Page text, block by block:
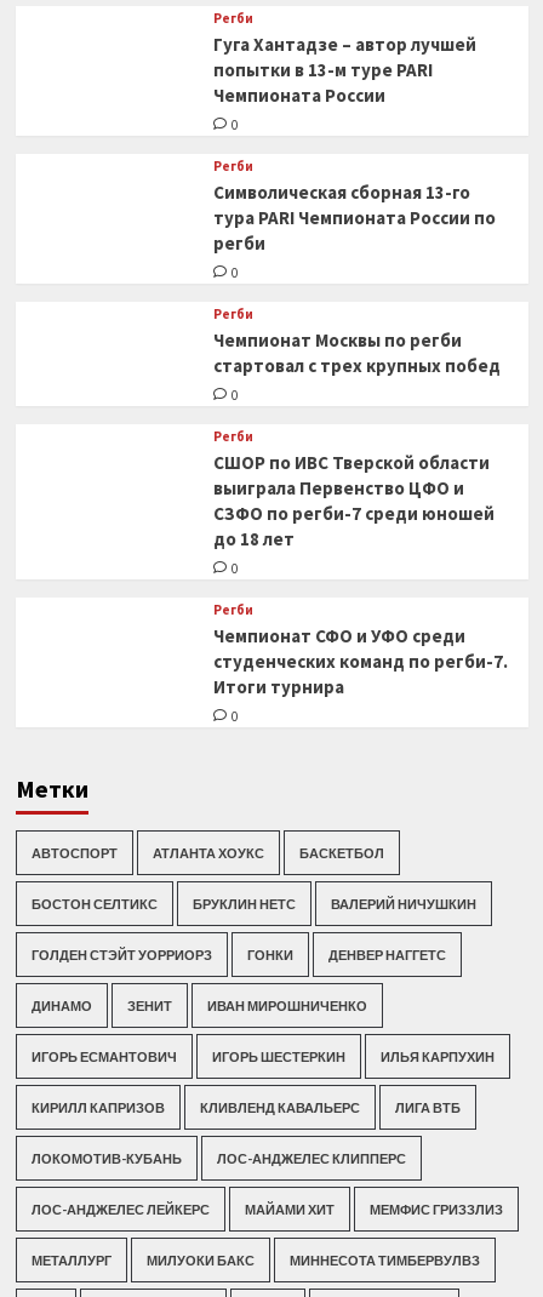
Регби
Гуга Хантадзе – автор лучшей
попытки в 13-м туре PARI
Чемпионата России
0
Регби
Символическая сборная 13-го
тура PARI Чемпионата России по
регби
0
Регби
Чемпионат Москвы по регби
стартовал с трех крупных побед
0
Регби
СШОР по ИВС Тверской области
выиграла Первенство ЦФО и
СЗФО по регби-7 среди юношей
до 18 лет
0
Регби
Чемпионат СФО и УФО среди
студенческих команд по регби-7.
Итоги турнира
0
Метки
АВТОСПОРТ АТЛАНТА ХОУКС БАСКЕТБОЛ
БОСТОН СЕЛТИКС БРУКЛИН НЕТС ВАЛЕРИЙ НИЧУШКИН
ГОЛДЕН СТЭЙТ УОРРИОРЗ ГОНКИ ДЕНВЕР НАГГЕТС
ДИНАМО ЗЕНИТ ИВАН МИРОШНИЧЕНКО
ИГОРЬ ЕСМАНТОВИЧ ИГОРЬ ШЕСТЕРКИН ИЛЬЯ КАРПУХИН
КИРИЛЛ КАПРИЗОВ КЛИВЛЕНД КАВАЛЬЕРС ЛИГА ВТБ
ЛОКОМОТИВ-КУБАНЬ ЛОС-АНДЖЕЛЕС КЛИППЕРС
ЛОС-АНДЖЕЛЕС ЛЕЙКЕРС МАЙАМИ ХИТ МЕМФИС ГРИЗЗЛИЗ
МЕТАЛЛУРГ МИЛУОКИ БАКС МИННЕСОТА ТИМБЕРВУЛВЗ